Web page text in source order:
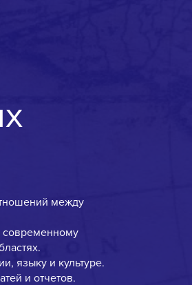
между
современному
языку и культуре.
и отчетов.